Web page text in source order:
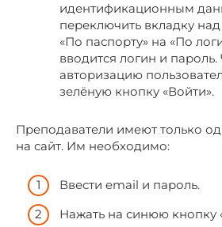
идентификационным
переключить вкладку
«По паспорту» на «По
вводится логин и
авторизацию
зелёную кнопку «Войти».
Преподаватели имеют только
на сайт. Им необходимо:
Ввести email и пароль.
Нажать на синюю кнопку